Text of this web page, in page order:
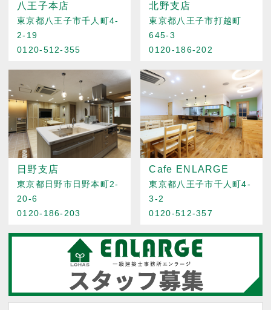
八王子本店
東京都八王子市千人町4-
2-19
0120-512-355
北野支店
東京都八王子市打越町
645-3
0120-186-202
日野支店
東京都日野市日野本町2-
20-6
0120-186-203
Cafe ENLARGE
東京都八王子市千人町4-
3-2
0120-512-357